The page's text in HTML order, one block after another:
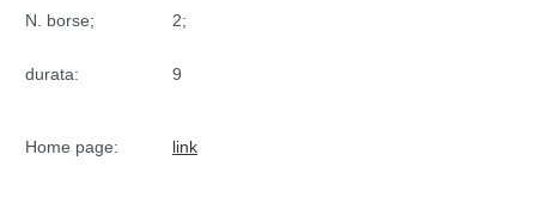
N. borse;
durata:
2;
9
Home page: link